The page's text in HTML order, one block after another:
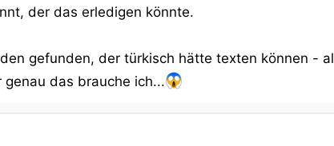
der das erledigen könnte.
gefunden, der türkisch hätte texten können -
das brauche ich...